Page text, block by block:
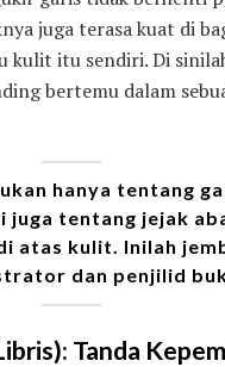
juga terasa kuat di
kulit itu sendiri. Di
bertemu dalam
hanya tentang
juga tentang jejak
atas kulit. Inilah
dan penjilid
Tanda